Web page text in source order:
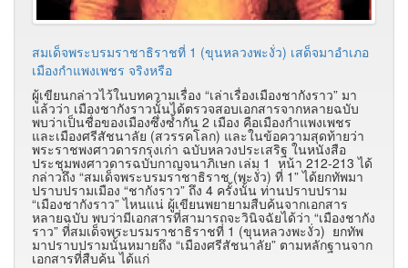
สมเด็จพระบรมราชาธิราชที่ 1 (ขุนหลวงพะงั่ว) เสด็จมาอำเภอ
เมืองกำแพงเพชร จริงหรือ
ผู้เขียนกล่าวไว้ในบทความเรื่อง “เล่าเรื่องเมืองชากังราว” มา
แล้วว่า เมืองชากังราวนั้นได้ตรวจสอบเอกสารจากหลายฉบับ
พบว่าเป็นชื่อของเมืองซึ่งซ้ำกัน 2 เมือง คือเมืองกำแพงเพชร
และเมืองศรีสัชนาลัย (สวรรคโลก) และในข้อความสุดท้ายว่า
พระราชพงศาวดารกรุงเก่า ฉบับหลวงประเสริฐ ในหนังสือ
ประชุมพงศาวดารฉบับกาญจนาภิเษก เล่ม 1 หน้า 212-213 ได้
กล่าวถึง “สมเด็จพระบรมราชาธิราช (พะงั่ว) ที่ 1” ได้ยกทัพมา
ปราบปรามเมือง “ชากังราว” ถึง 4 ครั้งนั้น ท่านปราบปราม
“เมืองชากังราว” ไหนแน่ ผู้เขียนพยายามสืบค้นจากเอกสาร
หลายฉบับ พบว่ามีเอกสารที่สามารถจะวินิจฉัยได้ว่า “เมืองชากัง
ราว” ที่สมเด็จพระบรมราชาธิราชที่ 1 (ขุนหลวงพะงั่ว) ยกทัพ
มาปราบปรามนั้นหมายถึง “เมืองศรีสัชนาลัย” ตามหลักฐานจาก
เอกสารที่สืบค้น ได้แก่